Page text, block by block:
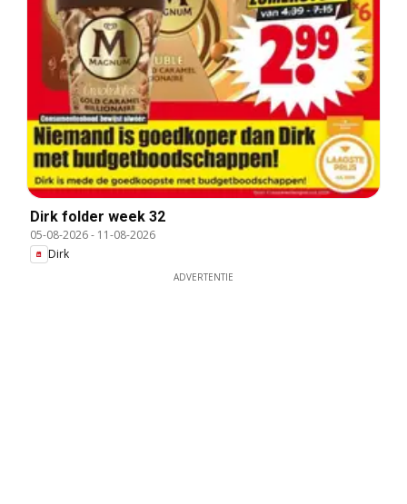
Dirk folder week 32
05-08-2026- 11-08-2026
Dirk
ADVERTENTIE